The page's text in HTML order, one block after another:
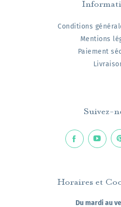
Conditions
Mentions
Paiement
Suivez-
Horaires et
Du mardi au